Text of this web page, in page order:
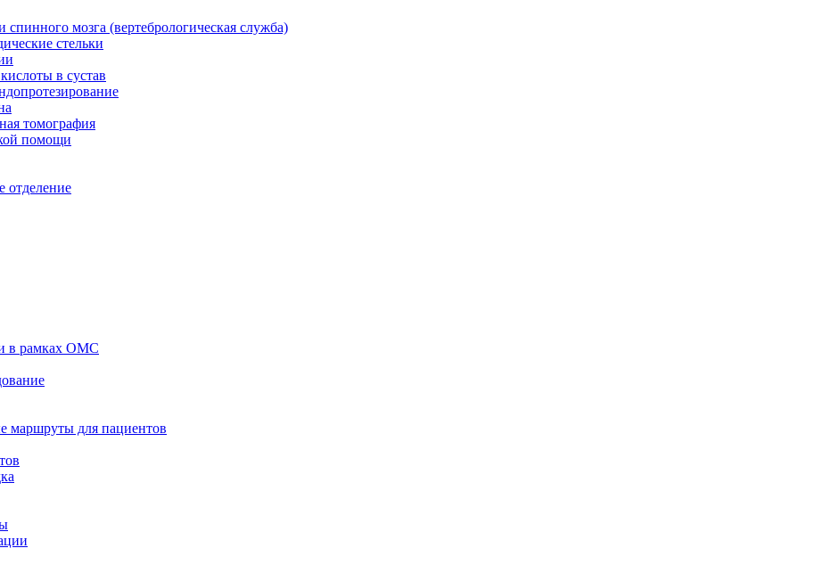
мозга (вертебрологическая служба)
стельки
в сустав
томография
помощи
отделение
в рамках ОМС
маршруты для пациентов